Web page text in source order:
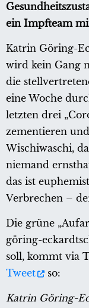
ein Impfteam
Katrin Göring-
wird kein Gang
die
eine Woche
letzten drei
zementieren
Wischiwaschi,
niemand
das ist
Verbrechen –
Die grüne
göring-
soll, kommt via
Tweet
so:
Katrin Göring-